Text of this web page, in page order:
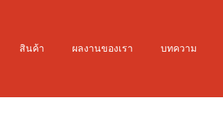
สินค้า ผลงานของเรา บทความ